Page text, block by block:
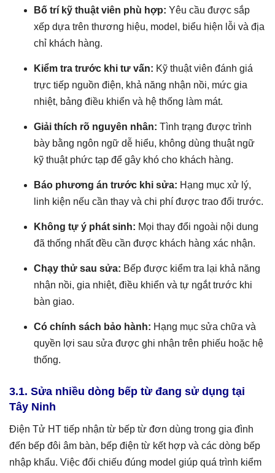
Bố trí kỹ thuật viên phù hợp: Yêu cầu được sắp
xếp dựa trên thương hiệu, model, biểu hiện lỗi và địa
chỉ khách hàng.
Kiểm tra trước khi tư vấn: Kỹ thuật viên đánh giá
trực tiếp nguồn điện, khả năng nhận nồi, mức gia
nhiệt, bảng điều khiển và hệ thống làm mát.
Giải thích rõ nguyên nhân: Tình trạng được trình
bày bằng ngôn ngữ dễ hiểu, không dùng thuật ngữ
kỹ thuật phức tạp để gây khó cho khách hàng.
Báo phương án trước khi sửa: Hạng mục xử lý,
linh kiện nếu cần thay và chi phí được trao đổi trước.
Không tự ý phát sinh: Mọi thay đổi ngoài nội dung
đã thống nhất đều cần được khách hàng xác nhận.
Chạy thử sau sửa: Bếp được kiểm tra lại khả năng
nhận nồi, gia nhiệt, điều khiển và tự ngắt trước khi
bàn giao.
Có chính sách bảo hành: Hạng mục sửa chữa và
quyền lợi sau sửa được ghi nhận trên phiếu hoặc hệ
thống.
3.1. Sửa nhiều dòng bếp từ đang sử dụng tại
Tây Ninh
Điện Tử HT tiếp nhận từ bếp từ đơn dùng trong gia đình
đến bếp đôi âm bàn, bếp điện từ kết hợp và các dòng bếp
nhập khẩu. Việc đối chiếu đúng model giúp quá trình kiểm